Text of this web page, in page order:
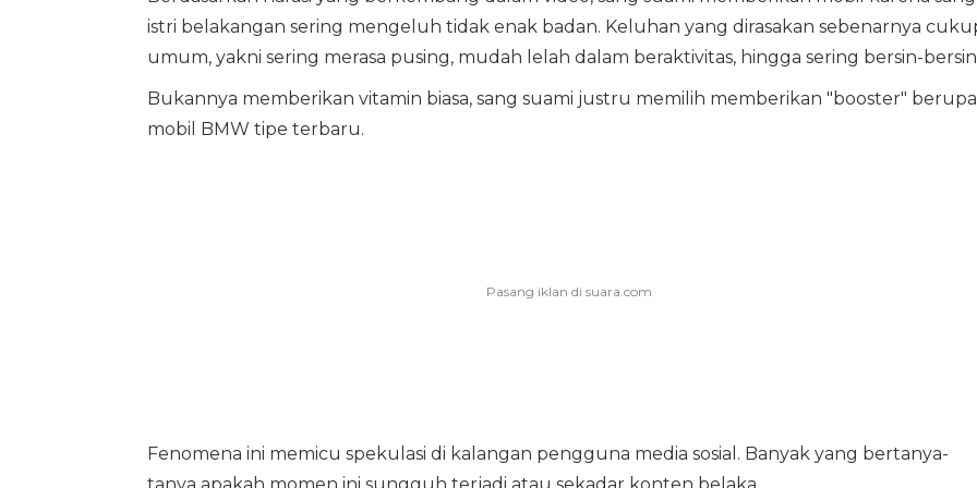
istri belakangan sering mengeluh tidak enak badan. Keluhan yang dirasakan sebenarnya
umum, yakni sering merasa pusing, mudah lelah dalam beraktivitas, hingga sering bersin-
Bukannya memberikan vitamin biasa, sang suami justru memilih memberikan "booster" berupa
mobil BMW tipe terbaru.
Fenomena ini memicu spekulasi di kalangan pengguna media sosial. Banyak yang bertanya-
tanya apakah momen ini sungguh terjadi atau sekadar konten belaka.